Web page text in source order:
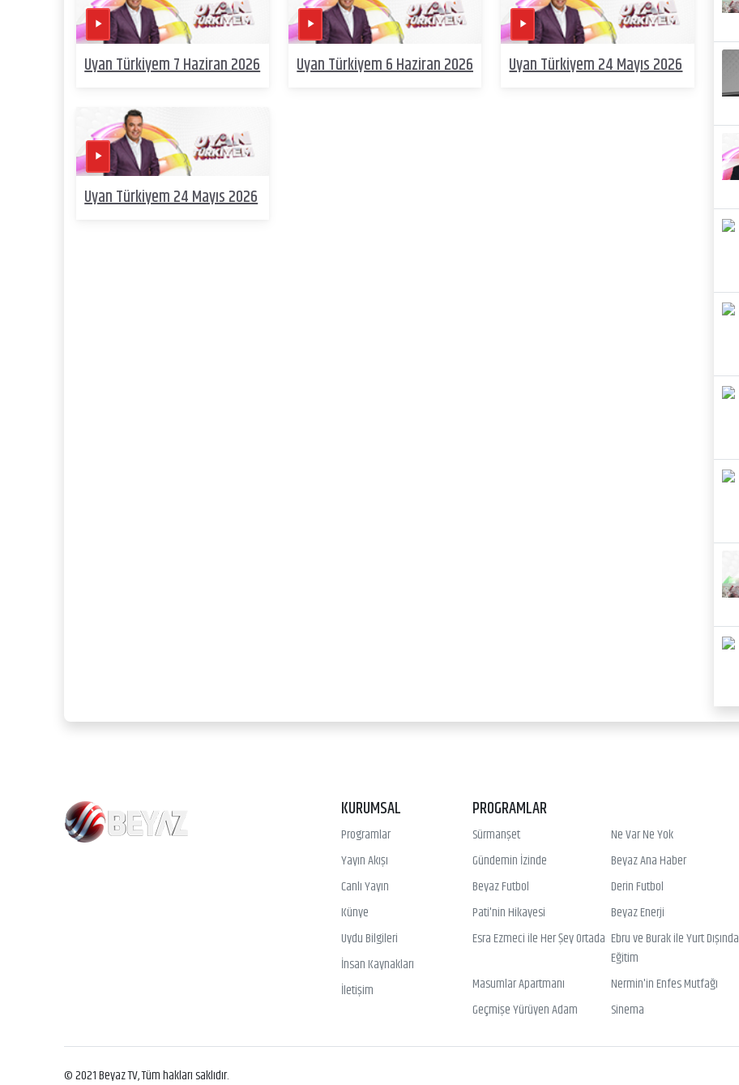
Uyan Türkiyem 7 Haziran 2026 Uyan Türkiyem 6 Haziran 2026 Uyan Türkiyem 24 Mayıs 2026
Uyan Türkiyem 24 Mayıs 2026
KURUMSAL
Programlar
Yayın Akışı
Canlı Yayın
Künye
Uydu Bilgileri
İnsan Kaynakları
İletişim
PROGRAMLAR
Sürmanşet Ne Var Ne Yok
Gündemin İzinde
Beyaz Ana Haber
Beyaz Futbol
Derin Futbol
Pati'nin Hikayesi
Beyaz Enerji
Esra Ezmeci ile Her Şey Ortada Ebru ve Burak ile Yurt Dışında
Eğitim
Masumlar Apartmanı Nermin'in Enfes Mutfağı
Geçmişe Yürüyen Adam
Sinema
© 2021 Beyaz TV, Tüm hakları saklıdır.